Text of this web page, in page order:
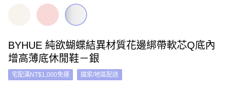
BYHUE 純欲蝴蝶結異材質花邊綁帶軟芯Q底內
增高薄底休閒鞋－銀
宅配滿NT$1,000免運 國家/地區配送